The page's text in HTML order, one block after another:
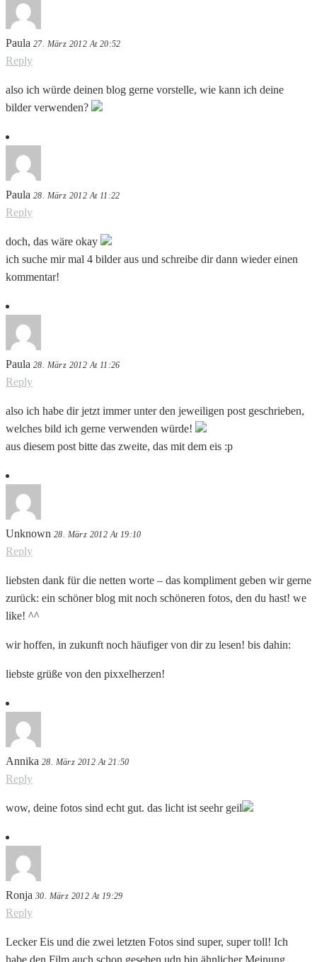
Paula 27. März 2012 At 20:52
Reply
also ich würde deinen blog gerne vorstelle, wie kann ich deine
bilder verwenden?
Paula 28. März 2012 At 11:22
Reply
doch, das wäre okay
ich suche mir mal 4 bilder aus und schreibe dir dann wieder einen
kommentar!
Paula 28. März 2012 At 11:26
Reply
also ich habe dir jetzt immer unter den jeweiligen post geschrieben,
welches bild ich gerne verwenden würde!
aus diesem post bitte das zweite, das mit dem eis :p
Unknown 28. März 2012 At 19:10
Reply
liebsten dank für die netten worte – das kompliment geben wir gerne
zurück: ein schöner blog mit noch schöneren fotos, den du hast! we
like! ^^
wir hoffen, in zukunft noch häufiger von dir zu lesen! bis dahin:
liebste grüße von den pixxelherzen!
Annika 28. März 2012 At 21:50
Reply
wow, deine fotos sind echt gut. das licht ist seehr geil
Ronja 30. März 2012 At 19:29
Reply
Lecker Eis und die zwei letzten Fotos sind super, super toll! Ich